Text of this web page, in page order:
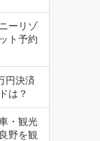
ーリゾ
ト予約
円決済
は？
・観光
野を観